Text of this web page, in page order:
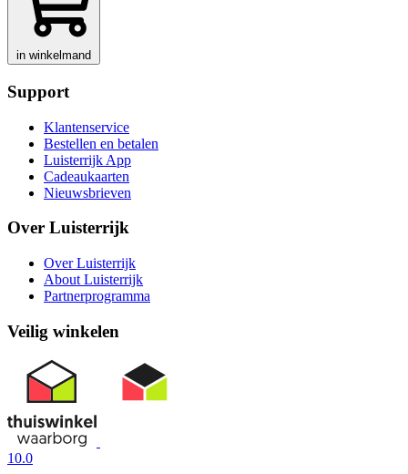
in winkelmand
Support
Klantenservice
Bestellen en betalen
Luisterrijk App
Cadeaukaarten
Nieuwsbrieven
Over Luisterrijk
Over Luisterrijk
About Luisterrijk
Partnerprogramma
Veilig winkelen
10.0